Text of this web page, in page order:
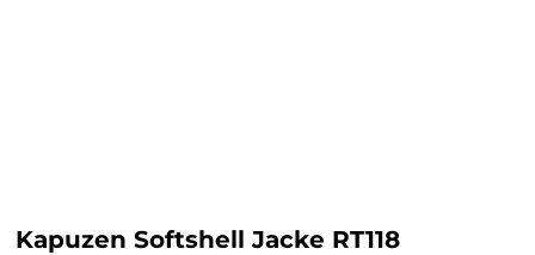
Kapuzen Softshell Jacke RT118